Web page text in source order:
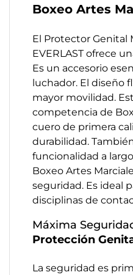
Boxeo Artes
El Protector Genital
EVERLAST ofrece
Es un accesorio
luchador. El diseño
mayor movilidad.
competencia de
cuero de primera
durabilidad.
funcionalidad a
Boxeo Artes
seguridad. Es ideal
disciplinas de
Máxima
Protección
La seguridad es